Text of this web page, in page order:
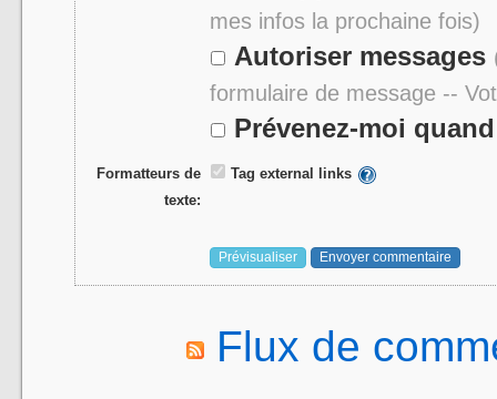
mes infos la prochaine fois)
Autoriser messages
formulaire de message --
Prévenez-moi
Formatteurs de
texte:
Tag external links
Flux de